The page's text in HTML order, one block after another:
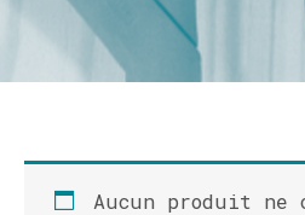
Aucun produit ne